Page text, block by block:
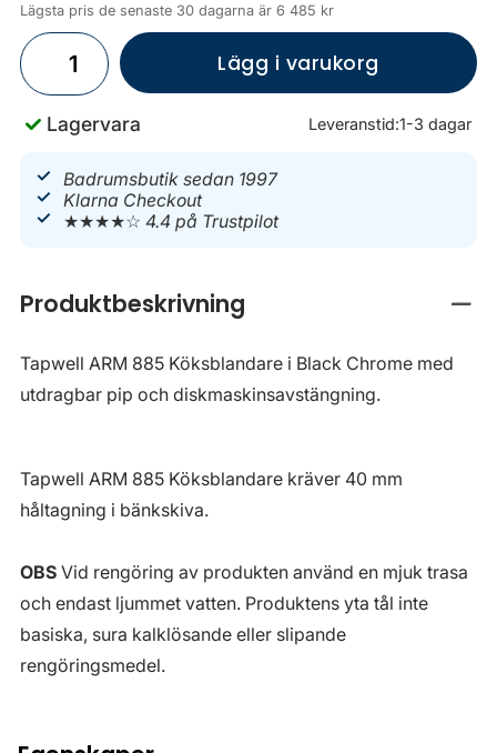
Lägsta pris de senaste 30 dagarna är 6 485 kr
Lägg i varukorg
Lagervara Leveranstid:1-3 dagar
Badrumsbutik sedan 1997
Klarna Checkout
★★★★☆4.4 på Trustpilot
Produktbeskrivning
Tapwell ARM 885 Köksblandare i Black Chrome med
utdragbar pip och diskmaskinsavstängning.
Tapwell ARM 885 Köksblandare kräver 40 mm
håltagning i bänkskiva.
OBS Vid rengöring av produkten använd en mjuk trasa
och endast ljummet vatten. Produktens yta tål inte
basiska, sura kalklösande eller slipande
rengöringsmedel.